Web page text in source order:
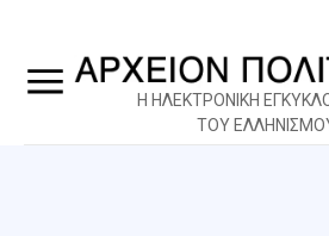
Η ΗΛΕΚΤΡΟΝΙΚΗ
ΤΟΥ